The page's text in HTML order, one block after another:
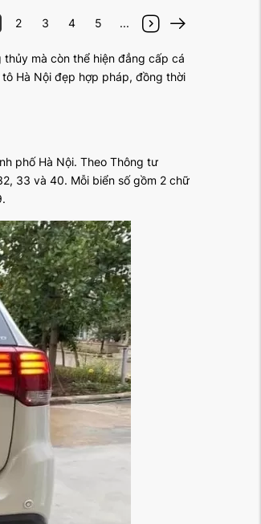
2 3 4 5 ...
mà còn thể hiện đẳng cấp cá
Hà Nội đẹp hợp pháp, đồng thời
phố Hà Nội. Theo Thông tư
33 và 40. Mỗi biển số gồm 2 chữ